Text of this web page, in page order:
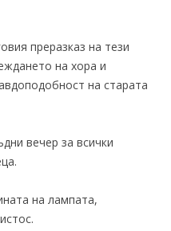
преразказ на тези
на хора и
на старата
вечер за всички
на лампата,